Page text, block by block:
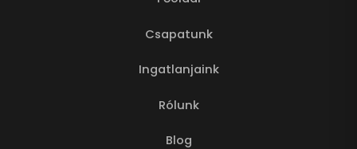
Csapatunk
Ingatlanjaink
Rólunk
Blog